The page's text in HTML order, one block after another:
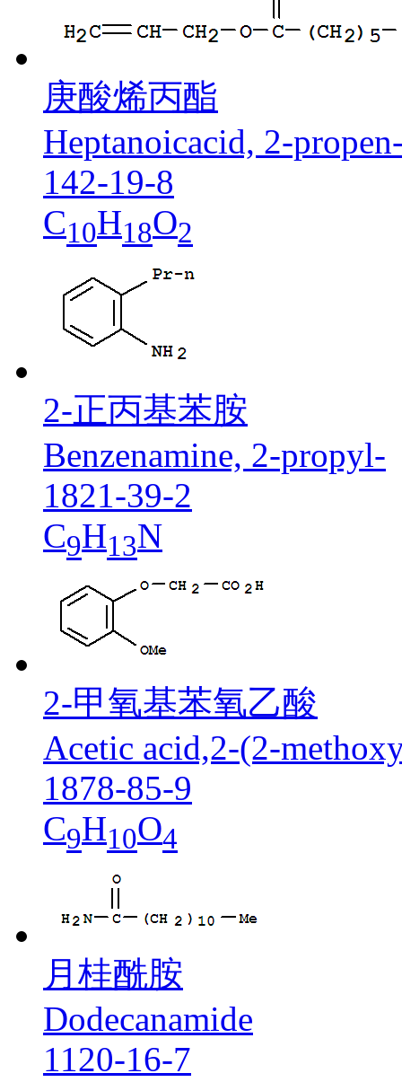
庚酸烯丙酯
Heptanoicacid, 2-
142-19-8
C10H18O2
2-正丙基苯胺
Benzenamine, 2-propyl-
1821-39-2
C9H13N
2-甲氧基苯氧乙酸
Acetic acid,2-(2-
1878-85-9
C9H10O4
月桂酰胺
Dodecanamide
1120-16-7